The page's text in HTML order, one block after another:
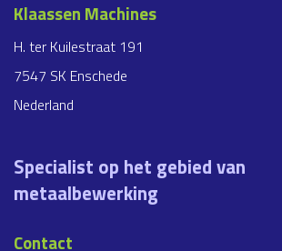
Klaassen Machines
H. ter Kuilestraat 191
7547 SK Enschede
Nederland
Specialist op het gebied van
metaalbewerking
Contact